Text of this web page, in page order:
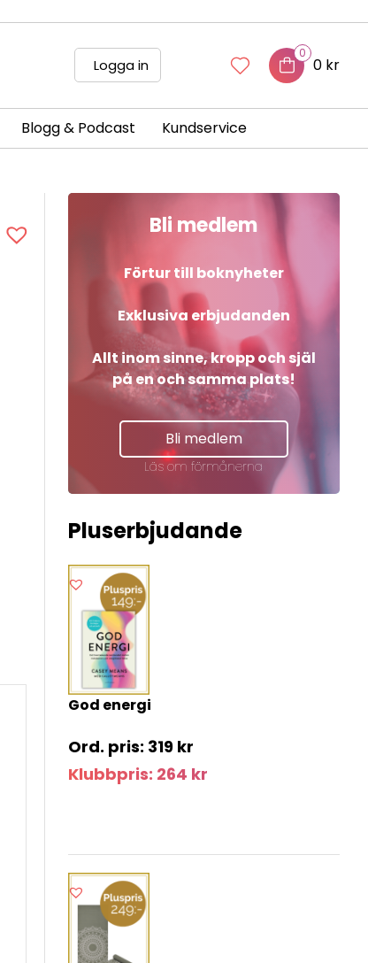
Logga in
0
0 kr
Blogg & Podcast Kundservice
Bli medlem
Förtur till boknyheter
Exklusiva erbjudanden
Allt inom sinne, kropp och själ
på en och samma plats!
Bli medlem
Läs om förmånerna
Pluserbjudande
God energi
319 kr
Klubbpris: 264 kr